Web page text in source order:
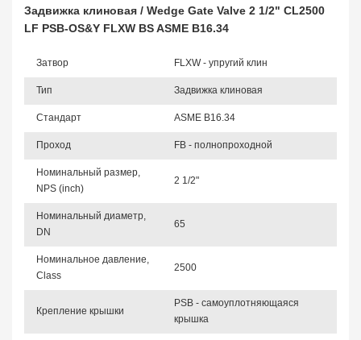
Задвижка клиновая / Wedge Gate Valve 2 1/2" CL2500
LF PSB-OS&Y FLXW BS ASME B16.34
Затвор FLXW - упругий клин
Тип Задвижка клиновая
Стандарт ASME B16.34
Проход FB - полнопроходной
Номинальный размер,
NPS (inch)
2 1/2"
Номинальный диаметр,
DN
65
Номинальное давление,
Class
2500
Крепление крышки
PSB - самоуплотняющаяся
крышка